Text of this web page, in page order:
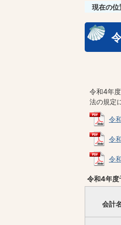
現在の位
令和4年
法の規定
令
令
令
令和4年度
会計